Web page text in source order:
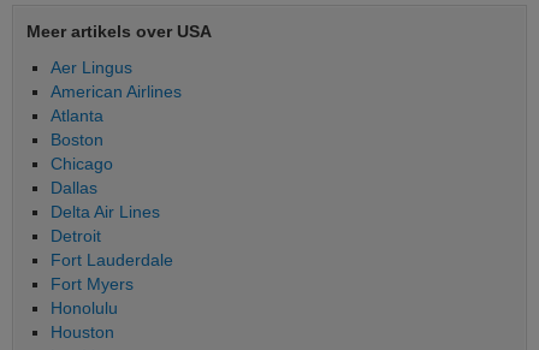
Meer artikels over USA
Aer Lingus
American Airlines
Atlanta
Boston
Chicago
Dallas
Delta Air Lines
Detroit
Fort Lauderdale
Fort Myers
Honolulu
Houston